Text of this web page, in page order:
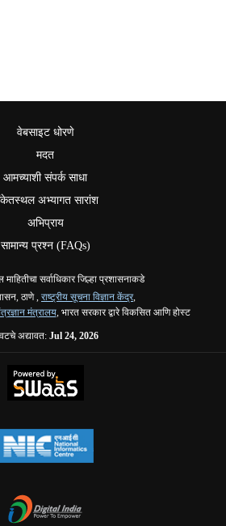
वेबसाइट धोरणे
मदत
आमच्याशी संपर्क साधा
अभ्यागत सारांश
अभिप्राय
सामान्य प्रश्न (FAQs)
सर्वाधिकार जिल्हा प्रशासनाकडे
ठाणे , राष्ट्रीय सूचना विज्ञान केंद्र,
मंत्रालय, भारत सरकार द्वारे विकसित आणि होस्ट
अद्यावत: Jul 24, 2026